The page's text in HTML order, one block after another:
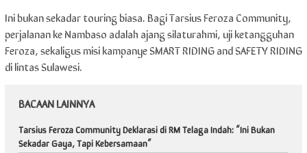
Ini bukan sekadar touring biasa. Bagi Tarsius Feroza Community,
perjalanan ke Nambaso adalah ajang silaturahmi, uji ketangguhan
Feroza, sekaligus misi kampanye SMART RIDING and SAFETY RIDING
di lintas Sulawesi.
BACAAN LAINNYA
Tarsius Feroza Community Deklarasi di RM Telaga Indah: “Ini Bukan
Sekadar Gaya, Tapi Kebersamaan”